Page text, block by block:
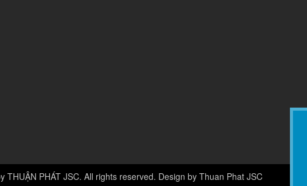
THUẬN PHÁT JSC. All rights reserved. Design by Thuan Phat JSC